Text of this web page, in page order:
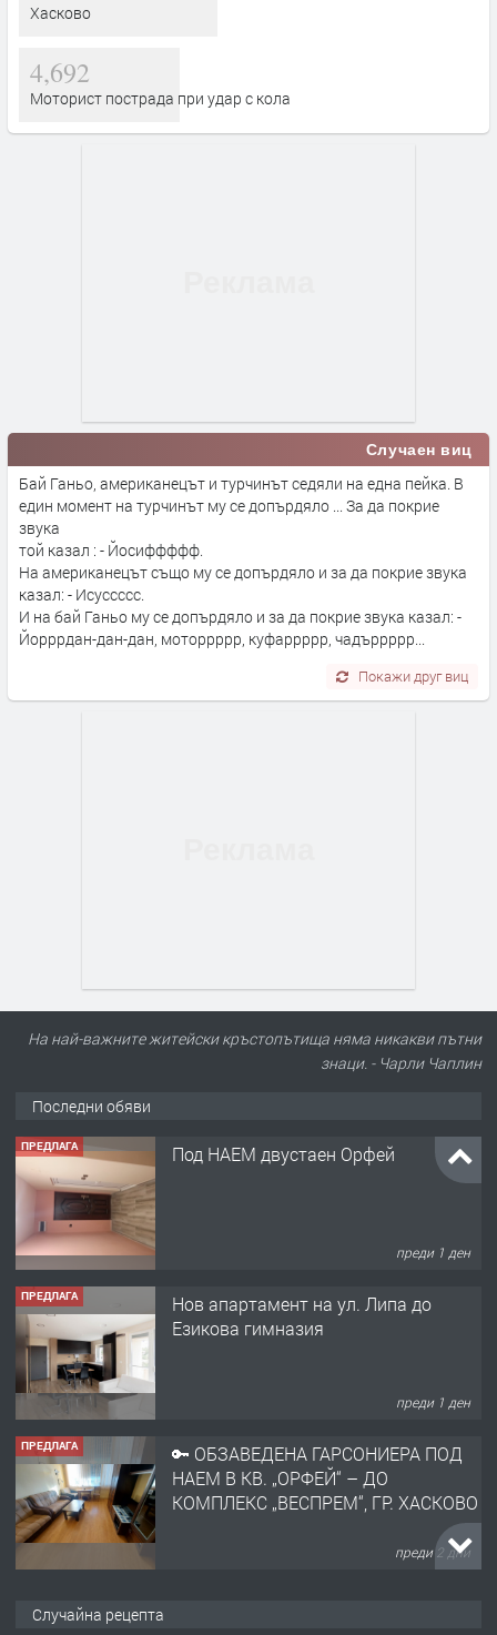
Хасково
4,692
Моторист пострада при удар с кола
Случаен виц
Бай Ганьо, американецът и турчинът седяли на една пейка. В
един момент на турчинът му се допърдяло ... За да покрие
звука
той казал : - Йосиффффф.
На американецът също му се допърдяло и за да покрие звука
казал: - Исуссссс.
И на бай Ганьо му се допърдяло и за да покрие звука казал: -
Йорррдан-дан-дан, моторрррр, куфаррррр, чадъррррр...
Покажи друг виц
На най-важните житейски кръстопътища няма никакви пътни
знаци. - Чарли Чаплин
Последни обяви
ПРЕДЛАГА Под НАЕМ двустаен Орфей
преди 1 ден
ПРЕДЛАГА
Нов апартамент на ул. Липа до
Езикова гимназия
преди 1 ден
ПРЕДЛАГА
🔑 ОБЗАВЕДЕНА ГАРСОНИЕРА ПОД
НАЕМ В КВ. „ОРФЕЙ“ – ДО
КОМПЛЕКС „ВЕСПРЕМ“, ГР. ХАСКОВО
преди 2 дни
Случайна рецепта